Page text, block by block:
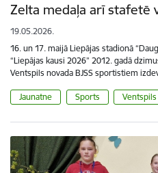
Zelta medaļa arī stafetē
19.05.2026.
16. un 17. maijā Liepājas stadionā
“Liepājas kausi 2026” 2012. gadā
Ventspils novada BJSS sportistiem
Jaunatne Sports Ventspils